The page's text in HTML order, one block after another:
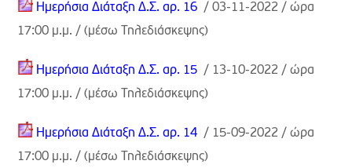
Ημερήσια Διάταξη Δ.Σ. αρ. 16 / 03-11-2022 / ώρα
17:00 μ.μ. /(μέσω Τηλεδιάσκεψης)
Ημερήσια Διάταξη Δ.Σ. αρ. 15 / 13-10-2022 / ώρα
17:00 μ.μ. /(μέσω Τηλεδιάσκεψης)
Ημερήσια Διάταξη Δ.Σ. αρ. 14 / 15-09-2022 / ώρα
17:00 μ.μ. /(μέσω Τηλεδιάσκεψης)